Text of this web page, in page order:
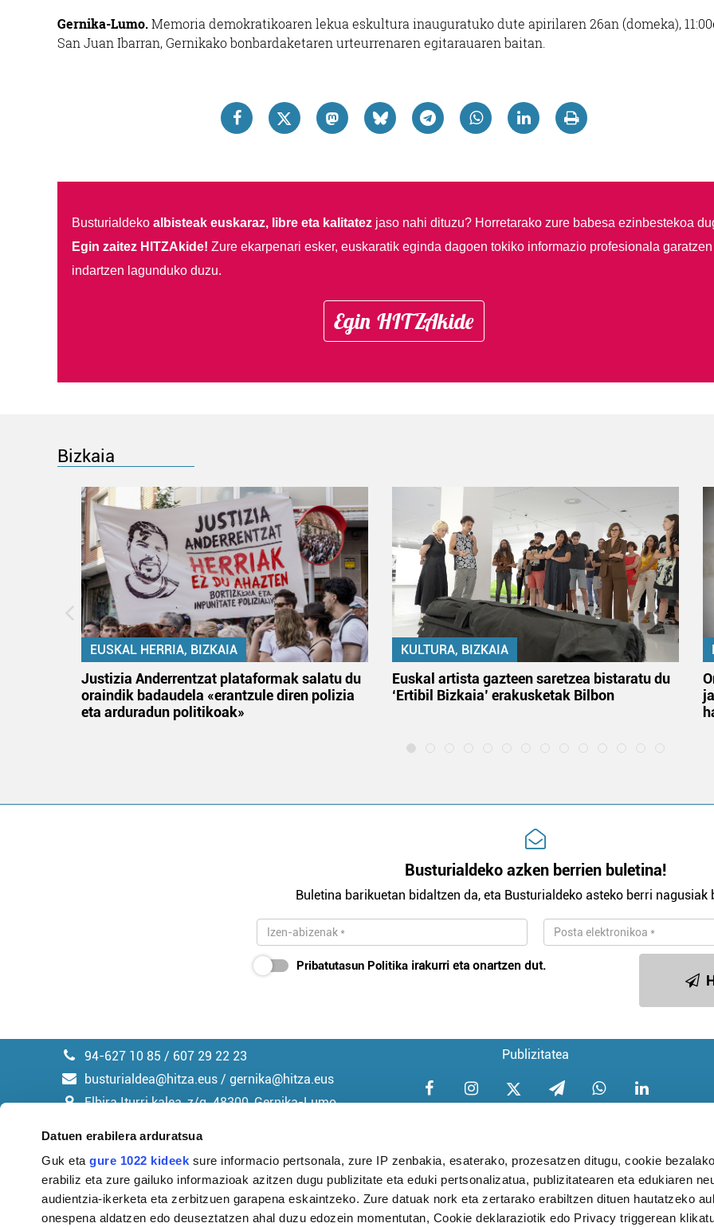
Datuen erabilera arduratsua
Guk etagure 1022 kideek sure informacio pertsonala, zure IP zenbakia, esaterako, prozesatzen ditugu, cookie
erabiliz eta zure gailuko informazioak azitzen dugu publizitate eta eduki pertsonalizatua, publizitatearen eta edukiaren
audientzia-ikerketa eta zerbitzuen garapena eskaintzeko. Zure datuak nork eta zertarako erabiltzen dituen hautatzeko
onespena aldatzen edo deuseztatzen ahal duzu edozein momentutan, Cookie deklaraziotik edo Privacy triggerean
Gernika-Lumo.Memoria demokratikoaren lekua eskultura inauguratuko dute apirilaren 26an (domeka),
San Juan Ibarran, Gernikako bonbardaketaren urteurrenaren egitarauaren baitan.
Busturialdeko albisteak euskaraz, libre eta kalitatezjaso nahi dituzu? Horretarako zure babesa ezinbestekoa
Egin zaitez HITZAkide! Zure ekarpenari esker, euskaratik eginda dagoen tokiko informazio profesionala garatzen
indartzen lagunduko duzu.
Egin HITZAkide
Bizkaia
EUSKAL HERRIA, BIZKAIA
Justizia Anderrentzat plataformak salatu du
oraindik badaudela «erantzule diren polizia
eta arduradun politikoak»
KULTURA, BIZKAIA
Euskal artista gazteen saretzea bistaratu du
‘Ertibil Bizkaia’ erakusketak Bilbon
Busturialdeko azken berrien buletina!
Buletina barikuetan bidaltzen da, eta Busturialdeko asteko berri nagusiak
Pribatutasun Politika irakurri eta onartzen dut.
94-627 10 85 / 607 29 22 23
busturialdea@hitza.eus / gernika@hitza.eus
Elbira Iturri kalea, z/g. 48300, Gernika-Lumo
Publizitatea
Argitalpen politika Aniztasun politika Pribatutasun